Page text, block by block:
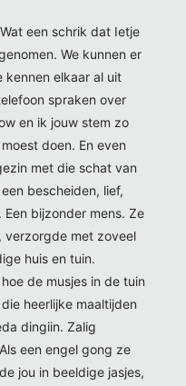
een schrik dat Ietje
We kunnen er
kennen elkaar al uit
spraken over
en ik jouw stem zo
doen. En even
met die schat van
bescheiden, lief,
bijzonder mens. Ze
verzorgde met zoveel
huis en tuin.
de musjes in de tuin
heerlijke maaltijden
dingiin. Zalig
een engel gong ze
jou in beeldige jasjes,